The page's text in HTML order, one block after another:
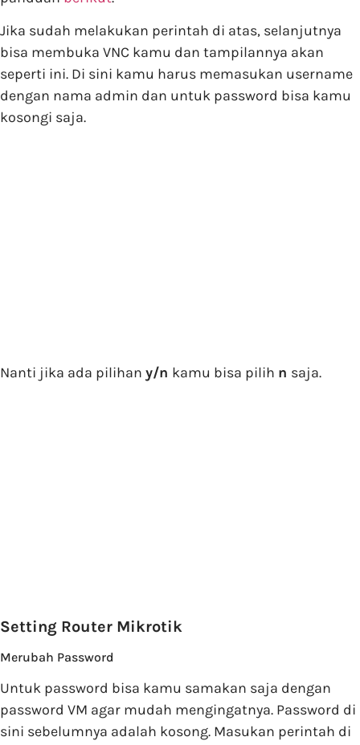
Jika sudah melakukan perintah di atas, selanjutnya
bisa membuka VNC kamu dan tampilannya akan
seperti ini. Di sini kamu harus memasukan username
dengan nama admin dan untuk password bisa kamu
kosongi saja.
Nanti jika ada pilihan y/n kamu bisa pilih n saja.
Setting Router Mikrotik
Merubah Password
Untuk password bisa kamu samakan saja dengan
password VM agar mudah mengingatnya. Password di
sini sebelumnya adalah kosong. Masukan perintah di